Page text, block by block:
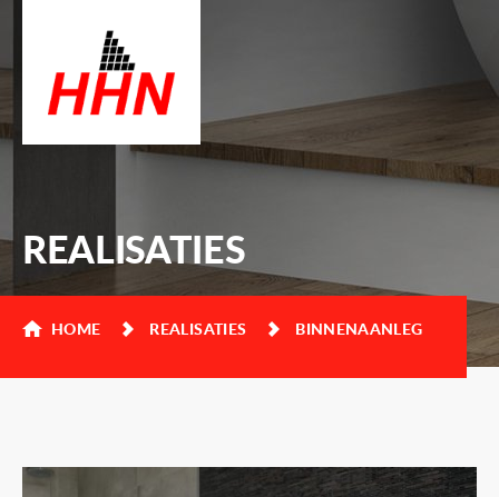
REALISATIES
HOME REALISATIES BINNENAANLEG